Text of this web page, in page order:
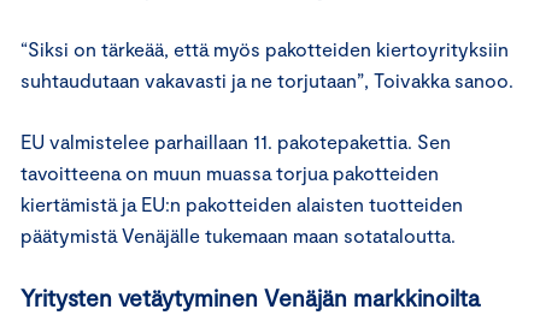
“Siksi on tärkeää, että myös pakotteiden kiertoyrityksiin
suhtaudutaan vakavasti ja ne torjutaan”, Toivakka sanoo.
EU valmistelee parhaillaan 11. pakotepakettia. Sen
tavoitteena on muun muassa torjua pakotteiden
kiertämistä ja EU:n pakotteiden alaisten tuotteiden
päätymistä Venäjälle tukemaan maan sotataloutta.
Yritysten vetäytyminen Venäjän markkinoilta